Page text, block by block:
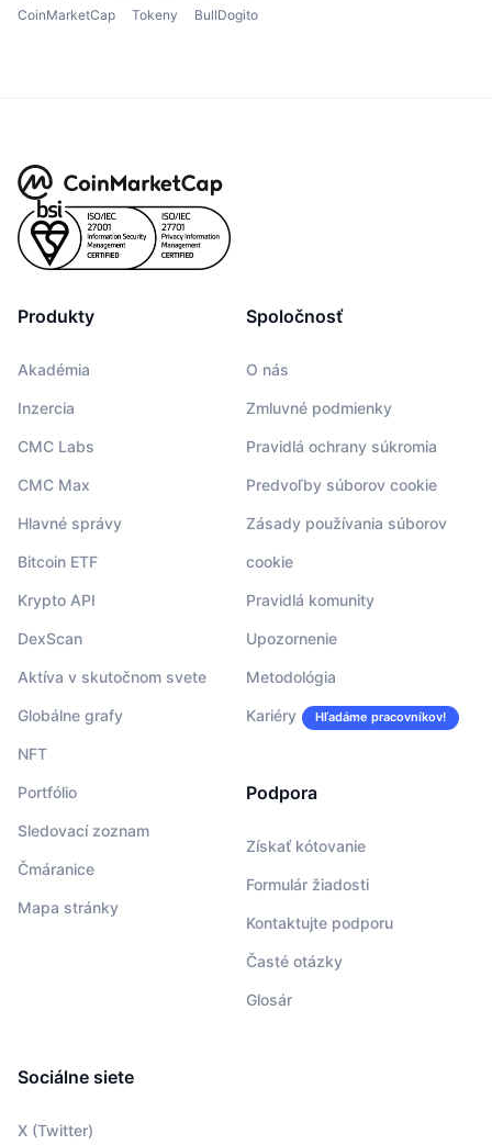
CoinMarketCap Tokeny BullDogito
Produkty
Akadémia
Inzercia
CMC Labs
CMC Max
Hlavné správy
Bitcoin ETF
Krypto API
DexScan
Aktíva v skutočnom svete
Globálne grafy
NFT
Portfólio
Sledovací zoznam
Čmáranice
Mapa stránky
Spoločnosť
O nás
Zmluvné podmienky
Pravidlá ochrany súkromia
Predvoľby súborov cookie
Zásady používania súborov
cookie
Pravidlá komunity
Upozornenie
Metodológia
Kariéry Hľadáme pracovníkov!
Podpora
Získať kótovanie
Formulár žiadosti
Kontaktujte podporu
Časté otázky
Glosár
Sociálne siete
X (Twitter)